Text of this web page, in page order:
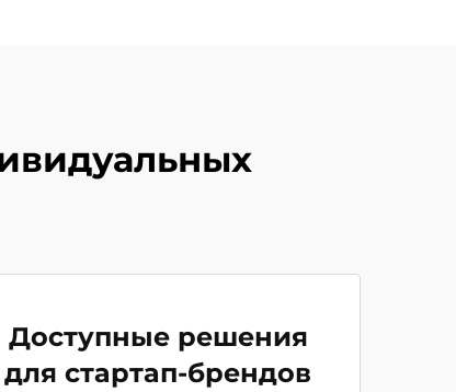
Доступные решения
для стартап-брендов